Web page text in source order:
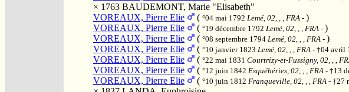
× 1763 BAUDEMONT, Marie "Elisabeth"
VOREAUX, Pierre Elie
( °04 mai 1792 Lemé, 02, , , FRA - )
VOREAUX, Pierre Elie
( °19 décembre 1792 Lemé, 02, , , FRA - )
VOREAUX, Pierre Elie
( °08 septembre 1794 Lemé, 02, , , FRA - )
VOREAUX, Pierre Elie
( °10 janvier 1823 Lemé, 02, , , FRA - †04 avril
VOREAUX, Pierre Elie
( °22 mai 1831 Courtrizy-et-Fussigny, 02, , ,
VOREAUX, Pierre Elie
( °12 juin 1842 Esquéhéries, 02, , , FRA - †13
VOREAUX, Pierre Elie
( °10 juin 1812 Franqueville, 02, , , FRA - †27